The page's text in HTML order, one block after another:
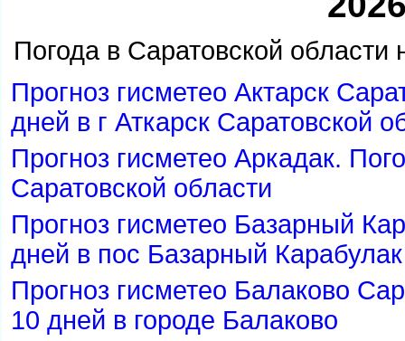
Погода в Саратовской области
Прогноз гисметео Актарск
дней в г Аткарск Саратовской
Прогноз гисметео Аркадак.
Саратовской области
Прогноз гисметео Базарный
дней в пос Базарный Карабулак
Прогноз гисметео Балаково
10 дней в городе Балаково